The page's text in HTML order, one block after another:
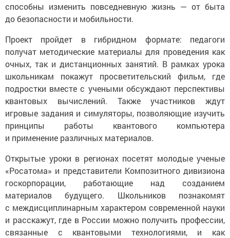
способны изменить повседневную жизнь — от быта
до безопасности и мобильности.
Проект пройдет в гибридном формате: педагоги
получат методические материалы для проведения как
очных, так и дистанционных занятий. В рамках урока
школьникам покажут просветительский фильм, где
подростки вместе с учеными обсуждают перспективы
квантовых вычислений. Также участников ждут
игровые задания и симуляторы, позволяющие изучить
принципы работы квантового компьютера
и применение различных материалов.
Открытые уроки в регионах посетят молодые ученые
«Росатома» и представители Композитного дивизиона
госкорпорации, работающие над созданием
материалов будущего. Школьников познакомят
с междисциплинарным характером современной науки
и расскажут, где в России можно получить профессии,
связанные с квантовыми технологиями, и как